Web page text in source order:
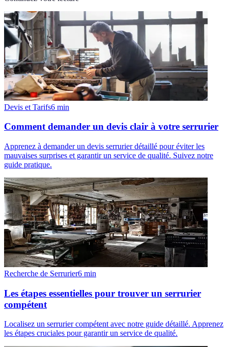
Devis et Tarifs6 min
Comment demander un devis clair à votre serrurier
Apprenez à demander un devis serrurier détaillé pour éviter les
mauvaises surprises et garantir un service de qualité. Suivez notre
guide pratique.
Recherche de Serrurier6 min
Les étapes essentielles pour trouver un serrurier
compétent
Localisez un serrurier compétent avec notre guide détaillé. Apprenez
les étapes cruciales pour garantir un service de qualité.